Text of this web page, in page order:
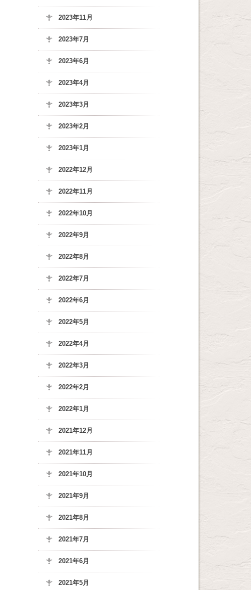
2023年11月
2023年7月
2023年6月
2023年4月
2023年3月
2023年2月
2023年1月
2022年12月
2022年11月
2022年10月
2022年9月
2022年8月
2022年7月
2022年6月
2022年5月
2022年4月
2022年3月
2022年2月
2022年1月
2021年12月
2021年11月
2021年10月
2021年9月
2021年8月
2021年7月
2021年6月
2021年5月